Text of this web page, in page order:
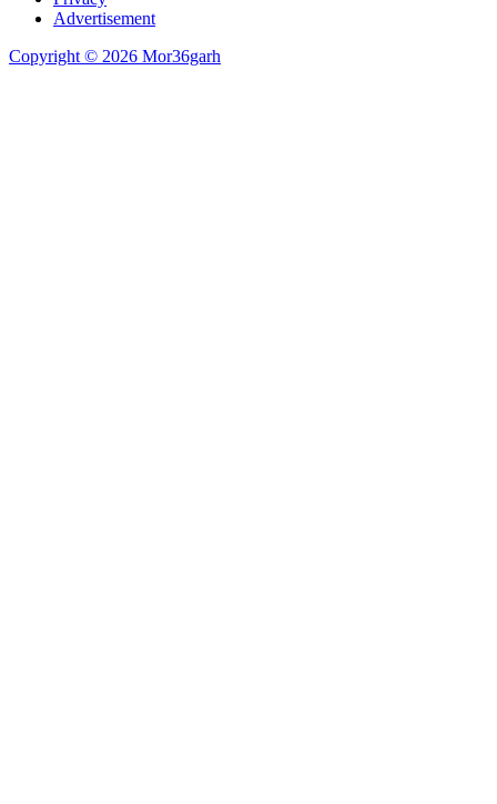
Advertisement
Copyright © 2026 Mor36garh